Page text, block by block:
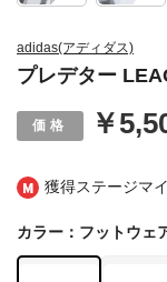
獲得ステージマ
adidas(アディダス)
プレデター
￥
カラー：フットウェ